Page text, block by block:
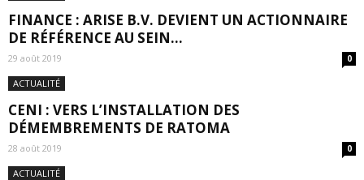
FINANCE : ARISE B.V. DEVIENT UN ACTIONNAIRE
DE RÉFÉRENCE AU SEIN...
29 août 2019 0
ACTUALITÉ
CENI : VERS L’INSTALLATION DES
DÉMEMBREMENTS DE RATOMA
28 août 2019 0
ACTUALITÉ